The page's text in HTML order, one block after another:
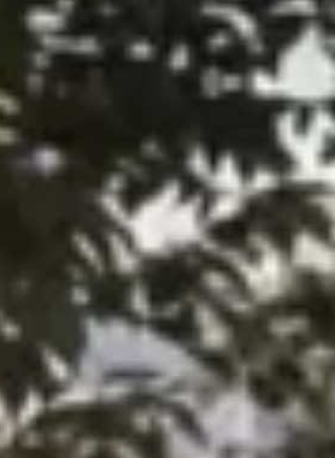
Umbauten
und Lifestyle
Zubehör
und Schutz
Teile
Rot
Gelb
Grün
Blau
Weiss